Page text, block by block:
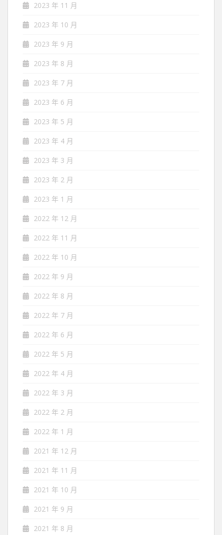
2023 年 11 月
2023 年 10 月
2023 年 9 月
2023 年 8 月
2023 年 7 月
2023 年 6 月
2023 年 5 月
2023 年 4 月
2023 年 3 月
2023 年 2 月
2023 年 1 月
2022 年 12 月
2022 年 11 月
2022 年 10 月
2022 年 9 月
2022 年 8 月
2022 年 7 月
2022 年 6 月
2022 年 5 月
2022 年 4 月
2022 年 3 月
2022 年 2 月
2022 年 1 月
2021 年 12 月
2021 年 11 月
2021 年 10 月
2021 年 9 月
2021 年 8 月